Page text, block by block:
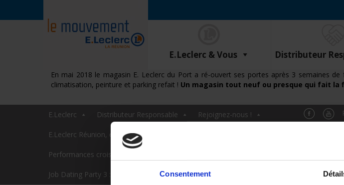
Consentement
E.Leclerc & Vous Distributeur
En mai 2018 le magasin E. Leclerc du Port a ré-ouvert ses portes après 3 semaines de
climatisation, peinture et parking refait ! Un magasin tout neuf ou presque qui fait la
E.Leclerc Distributeur Responsable Rejoignez-nous !
E.Leclerc Réunion, engagé dans la lutte contre le cancer du sein
Performances croisées
Job Dating Party 3 : inscrivez-vous !